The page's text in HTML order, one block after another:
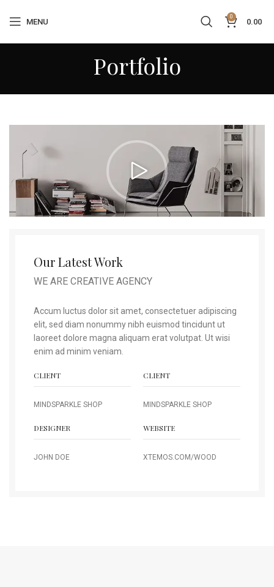
MENU
0
0.00
Portfolio
Our Latest Work
WE ARE CREATIVE AGENCY
Accum luctus dolor sit amet, consectetuer adipiscing
elit, sed diam nonummy nibh euismod tincidunt ut
laoreet dolore magna aliquam erat volutpat. Ut wisi
enim ad minim veniam.
CLIENT
MINDSPARKLE SHOP
CLIENT
MINDSPARKLE SHOP
DESIGNER
JOHN DOE
WEBSITE
XTEMOS.COM/WOOD